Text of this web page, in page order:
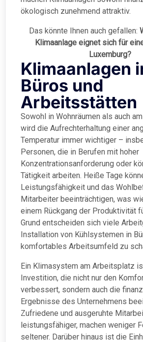
ökologisch zunehmend attraktiv.
Das könnte Ihnen auch gefallen:
Klimaanlage eignet sich für
Luxemburg?
Klimaanlagen
Büros und
Arbeitsstätten
Sowohl in Wohnräumen als auch
wird die Aufrechterhaltung einer
Temperatur immer wichtiger –
Personen, die in Berufen mit hoher
Konzentrationsanforderung oder
Tätigkeit arbeiten. Heiße Tage
Leistungsfähigkeit und das
Mitarbeiter beeinträchtigen, was
einem Rückgang der Produktivität
Grund entscheiden sich viele
Installation von Kühlsystemen in
komfortables Arbeitsumfeld zu
Ein Klimasystem am Arbeitsplatz
Investition, die nicht nur den
verbessert, sondern auch die
Ergebnisse des Unternehmens
Zufriedene und ausgeruhte
leistungsfähiger, machen weniger
seltener. Darüber hinaus ist die